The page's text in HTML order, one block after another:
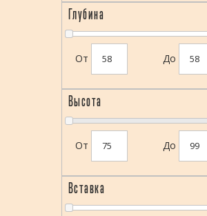
Глубина
От До
Высота
От До
Вставка